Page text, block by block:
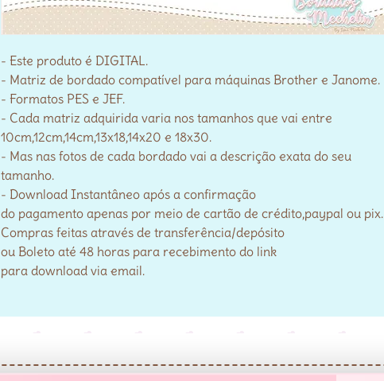
- Este produto é DIGITAL.
- Matriz de bordado compatível para máquinas Brother e Janome.
- Formatos PES e JEF.
- Cada matriz adquirida varia nos tamanhos que vai entre
10cm,12cm,14cm,13x18,14x20 e 18x30.
- Mas nas fotos de cada bordado vai a descrição exata do seu
tamanho.
- Download Instantâneo após a confirmação
do pagamento apenas por meio de cartão de crédito,paypal ou pix.
Compras feitas através de transferência/depósito
ou Boleto até 48 horas para recebimento do link
para download via email.